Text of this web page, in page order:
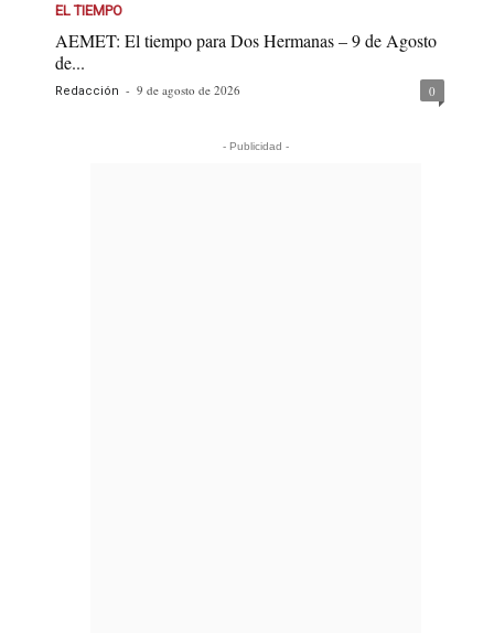
EL TIEMPO
AEMET: El tiempo para Dos Hermanas – 9 de Agosto
de...
Redacción - 9 de agosto de 2026 0
- Publicidad -